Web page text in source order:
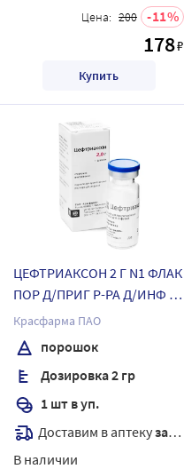
Цена: 200 11
178₽
Купить
ЦЕФТРИАКСОН 2 Г N1 ФЛАК
ПОР Д/ПРИГ Р-РА Д/ИНФ /
КРАСФАРМА
Красфарма ПАО
порошок
Дозировка 2 гр
1 шт в уп.
Доставим в аптекузавтра
В наличии